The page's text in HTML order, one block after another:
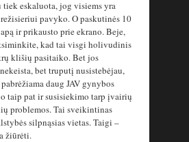
eskaluota, jog visiems yra
pavyko. O paskutinės 10
ir prikausto prie ekrano. Beje,
kad tai visgi holivudinis
klišių pasitaiko. Bet jos
bet truputį nusistebėjau,
daug JAV gynybos
taip pat ir susisiekimo tarp įvairių
problemos. Tai sveikintinas
silpnąsias vietas. Taigi –
žiūrėti.